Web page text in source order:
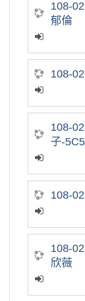
108-
郁倫
108-
108-
子-
108-
108-
欣薇